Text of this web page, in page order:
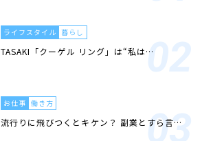
ライフスタイル 暮らし
TASAKI「クーゲル リング」は“私は…
お仕事 働き方
流行りに飛びつくとキケン？ 副業とすら言…